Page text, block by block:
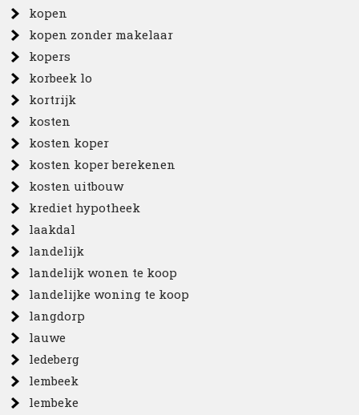
kopen
kopen zonder makelaar
kopers
korbeek lo
kortrijk
kosten
kosten koper
kosten koper berekenen
kosten uitbouw
krediet hypotheek
laakdal
landelijk
landelijk wonen te koop
landelijke woning te koop
langdorp
lauwe
ledeberg
lembeek
lembeke